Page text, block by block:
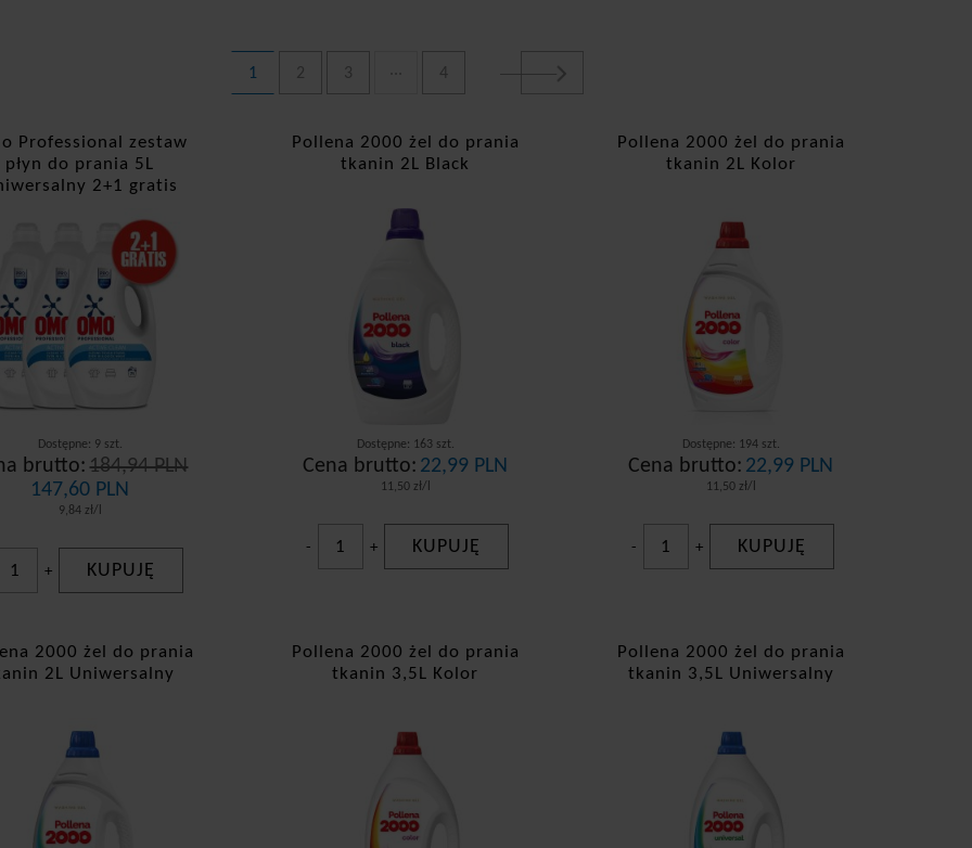
1 2 3 4
Professional zestaw
płyn do prania 5L
2+1 gratis
Dostępne: 9 szt.
brutto: 184,94 PLN
147,60 PLN
9,84 zł/l
+ KUPUJĘ
Pollena 2000 żel do prania
tkanin 2L Black
Dostępne: 163 szt.
Cena brutto: 22,99 PLN
11,50 zł/l
- + KUPUJĘ
Pollena 2000 żel do prania
tkanin 2L Kolor
Dostępne: 194 szt.
Cena brutto: 22,99 PLN
11,50 zł/l
- + KUPUJĘ
2000 żel do prania
2L Uniwersalny
Pollena 2000 żel do prania
tkanin 3,5L Kolor
Pollena 2000 żel do prania
tkanin 3,5L Uniwersalny